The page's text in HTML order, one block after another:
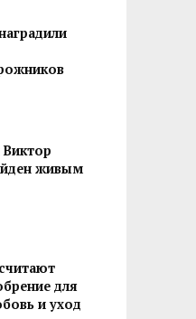
живым
для
и уход